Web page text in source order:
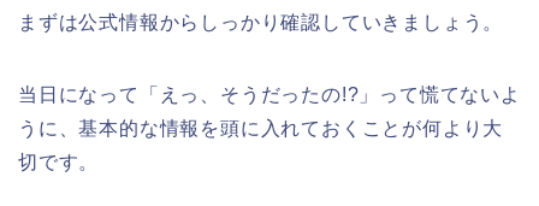
ライトアップはいつまで?
明治大学卒業式2026のゲストの歴代や
芸能人(有名人)は?保護者(親)も!
まずは公式情報からしっかり確認していきましょう。
当日になって「えっ、そうだったの!?」って慌てないよ
うに、基本的な情報を頭に入れておくことが何より大
切です。